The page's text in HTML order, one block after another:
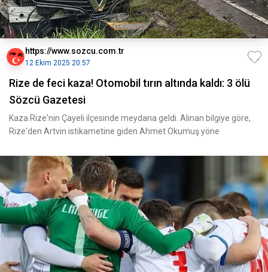
https://www.sozcu.com.tr
12 Ekim 2025 20:57
Rize de feci kaza! Otomobil tırın altında kaldı: 3 ölü
Sözcü Gazetesi
Kaza Rize'nin Çayeli ilçesinde meydana geldi. Alınan bilgiye göre,
Rize'den Artvin istikametine giden Ahmet Okumuş yöne